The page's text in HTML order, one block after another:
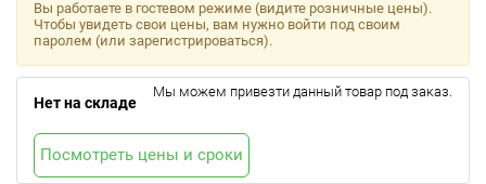
Вы работаете в гостевом режиме (видите розничные цены).
Чтобы увидеть свои цены, вам нужно войти под своим
паролем (или зарегистрироваться).
Нет на складе
Мы можем привезти данный товар под заказ.
Посмотреть цены и сроки